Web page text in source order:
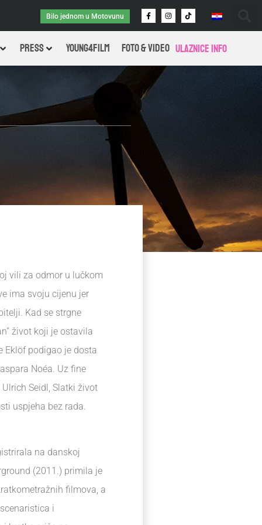
Bilo jednom u Motovunu
PRESS Young4Film FOTO & VIDEO Ulaznice info
vili za odmor u lučkom
ima svoju cijenu jer
Kad se strgne
život koji je ostavila
Eklöf podigao je dosta
Noéa. Uz fine
Seidl, Slatki život
uspjeha bez rada.
na danskoj
(2011.) primila je
filmova, a
i